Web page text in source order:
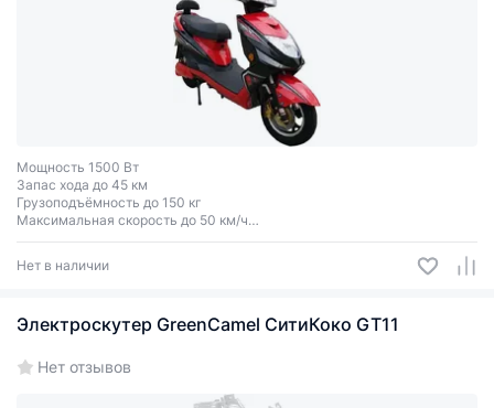
Мощность 1500 Вт
Запас хода до 45 км
Грузоподъёмность до 150 кг
Максимальная скорость до 50 км/ч
Одноместный - Двухместный
Нет в наличии
Электроскутер GreenCamel СитиКоко GT11
Нет отзывов